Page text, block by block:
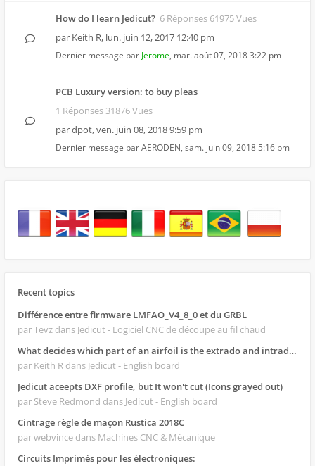
How do I learn Jedicut? 6 Réponses 61975 Vues
par Keith R, lun. juin 12, 2017 12:40 pm
Dernier message par Jerome, mar. août 07, 2018 3:22 pm
PCB Luxury version: to buy pleas
1 Réponses 31876 Vues
pardpot,ven. juin 08, 2018 9:59 pm
Dernier message parAERODEN, sam. juin 09, 2018 5:16 pm
Recent topics
Différence entre firmware LMFAO_V4_8_0 et du GRBL
par Tevz dans Jedicut - Logiciel CNC de découpe au fil chaud
What decides which part of an airfoil is the extrado and intrado?
par Keith R dans Jedicut - English board
Jedicut aceepts DXF profile, but It won't cut (Icons grayed out)
par Steve Redmond dans Jedicut - English board
Cintrage règle de maçon Rustica 2018C
par webvince dans Machines CNC & Mécanique
Circuits Imprimés pour les électroniques: